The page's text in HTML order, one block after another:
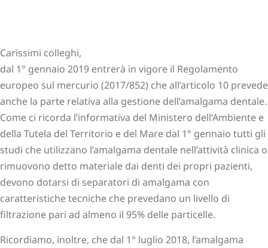
Carissimi colleghi,
dal 1° gennaio 2019 entrerà in vigore il Regolamento
europeo sul mercurio (2017/852) che all’articolo 10 prevede
anche la parte relativa alla gestione dell’amalgama dentale.
Come ci ricorda l’informativa del Ministero dell’Ambiente e
della Tutela del Territorio e del Mare dal 1° gennaio tutti gli
studi che utilizzano l’amalgama dentale nell’attività clinica o
rimuovono detto materiale dai denti dei propri pazienti,
devono dotarsi di separatori di amalgama con
caratteristiche tecniche che prevedano un livello di
filtrazione pari ad almeno il 95% delle particelle.
Ricordiamo, inoltre, che dal 1° luglio 2018, l’amalgama